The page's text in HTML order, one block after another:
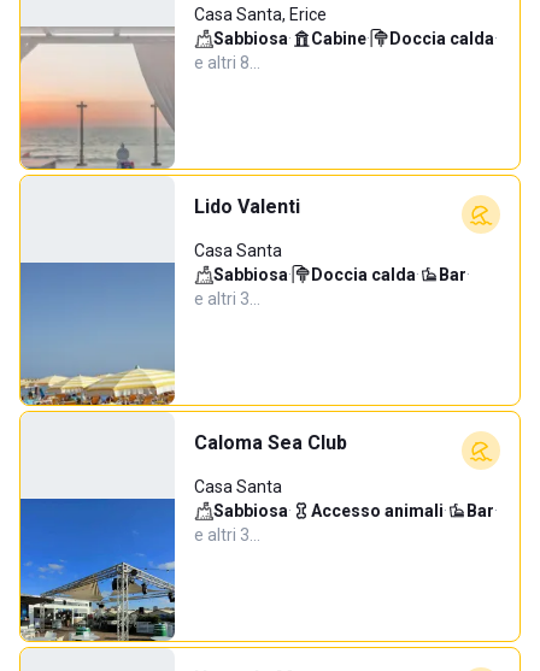
Casa Santa, Erice
Sabbiosa· Cabine· Doccia calda·
e altri 8…
Lido Valenti
Casa Santa
Sabbiosa· Doccia calda· Bar·
e altri 3…
Caloma Sea Club
Casa Santa
Sabbiosa· Accesso animali· Bar·
e altri 3…